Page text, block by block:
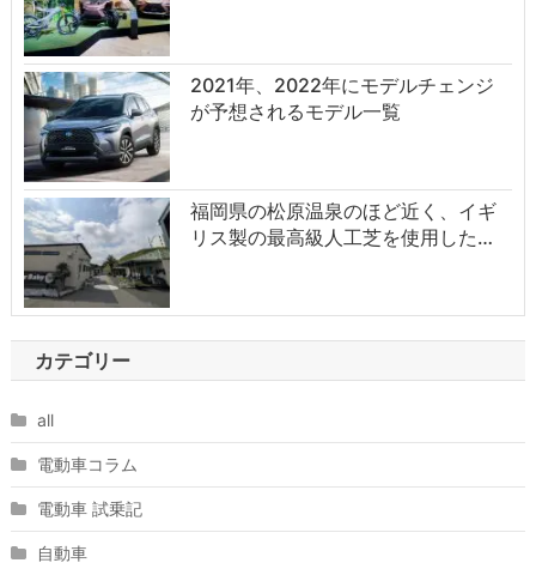
2021年、2022年にモデルチェンジ
が予想されるモデル一覧
福岡県の松原温泉のほど近く、イギ
リス製の最高級人工芝を使用した…
カテゴリー
all
電動車コラム
電動車 試乗記
自動車